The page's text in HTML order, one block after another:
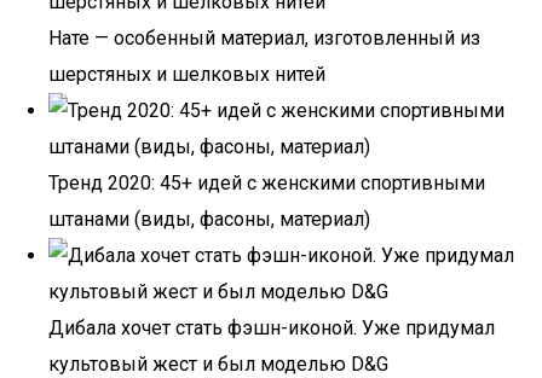
Нате — особенный материал, изготовленный из
шерстяных и шелковых нитей
Тренд 2020: 45+ идей с женскими спортивными
штанами (виды, фасоны, материал)
Дибала хочет стать фэшн-иконой. Уже придумал
культовый жест и был моделью D&G